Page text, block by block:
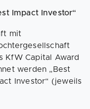
Impact Investor“
mit
KfW Capital Award
werden „Best
Investor“ (jeweils